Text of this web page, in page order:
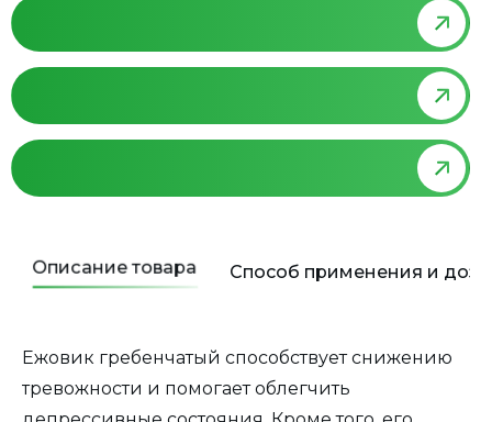
Описание товара Способ применения и дозы
Ежовик гребенчатый способствует снижению
тревожности и помогает облегчить